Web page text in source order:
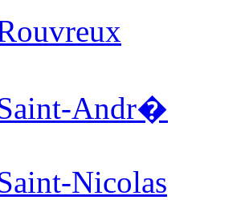
Andr�
Nicolas